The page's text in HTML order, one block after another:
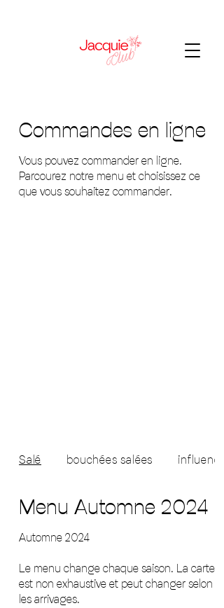
Commandes en ligne
Vous pouvez commander en ligne.
Parcourez notre menu et choisissez ce
que vous souhaitez commander.
Menu Automne 2024
Automne 2024
Le menu change chaque saison. La carte
est non exhaustive et peut changer selon
les arrivages.
Salé bouchées salées